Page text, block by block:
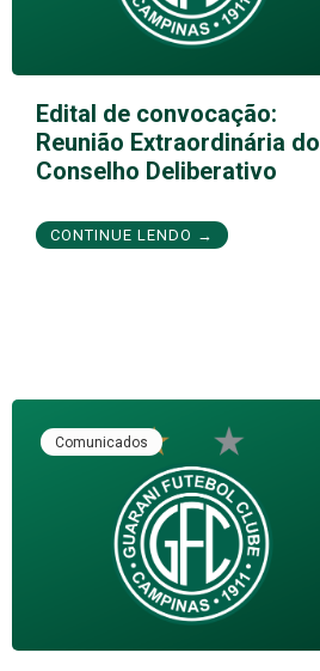
Edital de convocação:
Reunião Extraordinária do
Conselho Deliberativo
CONTINUE LENDO →
Comunicados